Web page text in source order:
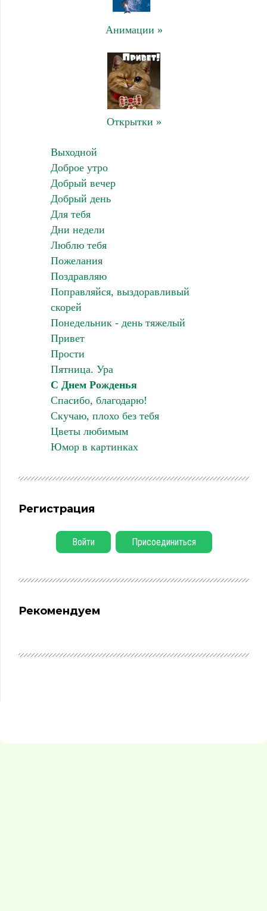
Анимации »
Открытки »
Выходной
Доброе утро
Добрый вечер
Добрый день
Для тебя
Дни недели
Люблю тебя
Пожелания
Поздравляю
Поправляйся, выздоравливый
скорей
Понедельник - день тяжелый
Привет
Прости
Пятница. Ура
С Днем Рожденья
Спасибо, благодарю!
Скучаю, плохо без тебя
Цветы любимым
Юмор в картинках
Регистрация
Войти Присоединиться
Рекомендуем